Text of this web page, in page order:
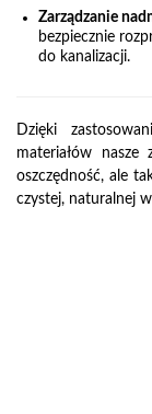
Zarządzanie
bezpiecznie
do kanalizacji.
Dzięki
materiałów
oszczędność, ale
czystej, naturalnej